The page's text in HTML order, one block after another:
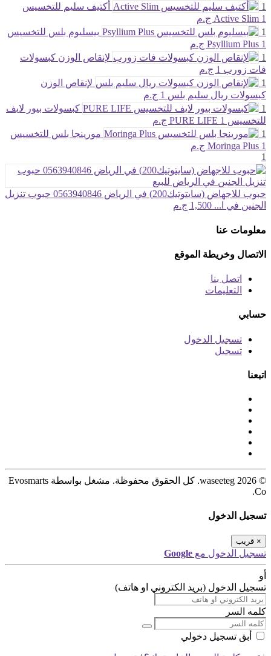
1
أكتيف سليم للتخسيس
Active Slim 1 ج.م
1
بيسليوم بلس للتخسيس
Psyllium Plus 1 ج.م
1
لإنقاص الوزن كبسولات
فات زورب 1 ج.م
1
لإنقاص الوزن
كبسولات ريال سليم بلس 1 ج.م
1
كبسولات بيور لايف
للتخسيس PURE LIFE 1 ج.م
1
مورينجا بلس للتخسيس
Moringa Plus 1 ج.م
1
حبوب للاجهاض (سايتوتيك200) في الرياض 0563940846 حبوب تنزيل
الجنين في ا... 1,500 ج.م
معلومات عنا
الاتصال وخريطة الموقع
اتصل بنا
التعليمات
حسابي
تسجيل الدخول
تسجيل
اتبعنا
© 2026 waseeteg. كل الحقوق محفوظة. مشغل بواسطة Evosmarts
Co.
تسجيل الدخول
× قريب
تسجيل الدخول مع Google
أو
تسجيل الدخول (بريد الكتروني او هاتف)
كلمه السر
أبق تسجيل دخولي